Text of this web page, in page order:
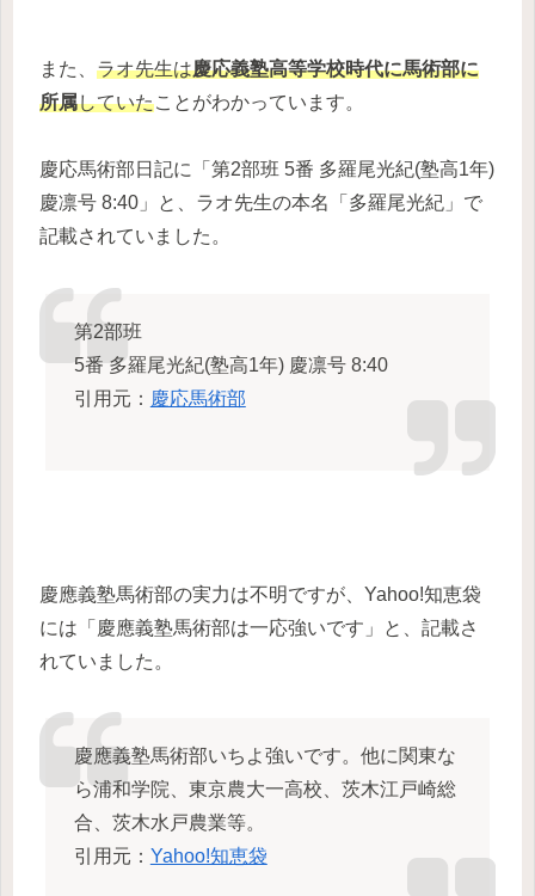
また、 ラオ先生は慶応義塾高等学校時代に馬術部に
所属していたことがわかっています。
慶応馬術部日記に「第2部班 5番 多羅尾光紀(塾高1年)
慶凛号 8:40」と、ラオ先生の本名「多羅尾光紀」で
記載されていました。
第2部班
5番 多羅尾光紀(塾高1年) 慶凛号 8:40
引用元： 慶応馬術部
慶應義塾馬術部の実力は不明ですが、Yahoo!知恵袋
には「慶應義塾馬術部は一応強いです」と、記載さ
れていました。
慶應義塾馬術部いちよ強いです。他に関東な
ら浦和学院、東京農大一高校、茨木江戸崎総
合、茨木水戸農業等。
引用元： Yahoo!知恵袋